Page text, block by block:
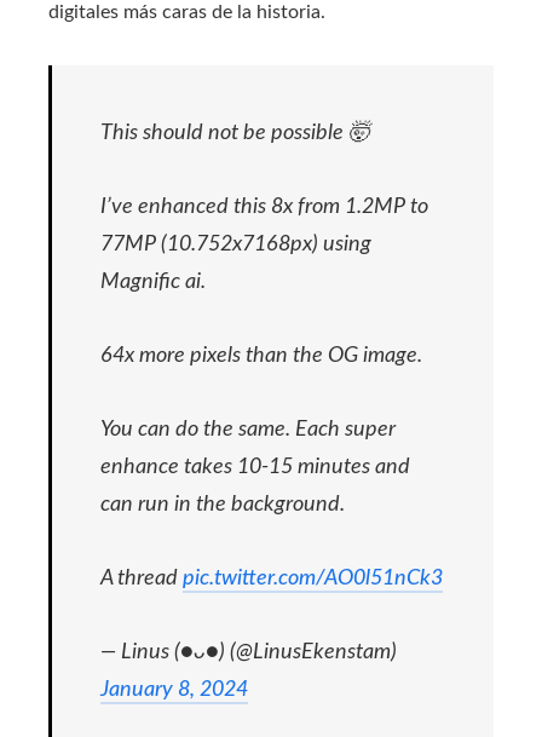
digitales más caras de la historia.
This should not be possible 🤯
I’ve enhanced this 8x from 1.2MP to
77MP (10.752x7168px) using
Magnific ai.
64x more pixels than the OG image.
You can do the same. Each super
enhance takes 10-15 minutes and
can run in the background.
A thread pic.twitter.com/AO0l51nCk3
— Linus (●ᴗ●) (@LinusEkenstam)
January 8, 2024